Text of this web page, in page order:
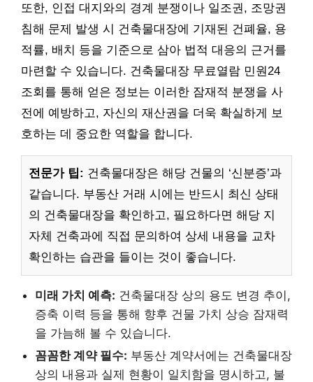
또한, 인접 대지와의 경계 분쟁이나 일조권, 조망권
침해 문제 발생 시 건축물대장에 기재된 건폐율, 용
적률, 배치 등을 기준으로 삼아 법적 대응의 근거를
마련할 수 있습니다. 건축물대장 무료열람 민원24
조회를 통해 얻은 정보는 이러한 잠재적 분쟁을 사
전에 예방하고, 자신의 재산권을 더욱 확실하게 보
호하는 데 중요한 역할을 합니다.
전문가 팁: 건축물대장은 해당 건물의 ‘신분증’과
같습니다. 부동산 거래 시에는 반드시 최신 상태
의 건축물대장을 확인하고, 필요하다면 해당 지
자체 건축과에 직접 문의하여 상세 내용을 교차
확인하는 습관을 들이는 것이 좋습니다.
미래 가치 예측: 건축물대장 상의 용도 변경 추이,
증축 이력 등을 통해 향후 건물 가치 상승 잠재력
을 가늠해 볼 수 있습니다.
꼼꼼한 계약 필수: 부동산 계약서에는 건축물대장
상의 내용과 실제 현황이 일치함을 명시하고, 불